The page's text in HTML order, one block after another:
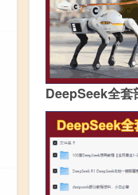
DeepSeek全套